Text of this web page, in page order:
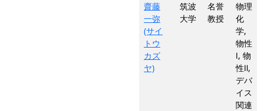
齋藤
一弥
(サイ
トウ
カズ
ヤ)
筑波
大学
名誉
教授
物理
化
学,
物性
Ⅰ, 物
性Ⅱ,
デバ
イス
関連